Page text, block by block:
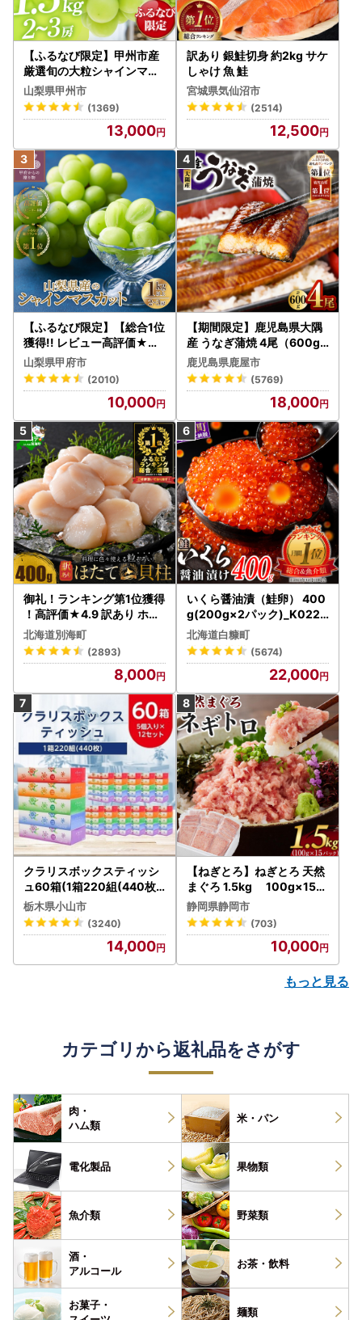
【ふるなび限定】甲州市産
厳選旬の大粒シャインマス
カット 約1.3kg 2～3房【2
026年発送】（MG）B12-
472 FN-Limited-VO シャ
インマスカット フルーツ
山梨県甲州市
(1369)
13,000
訳あり 銀鮭切身 約2kg サケ
しゃけ 魚 鮭
宮城県気仙沼市
(2514)
12,500
【ふるなび限定】【総合1位
獲得!! レビュー高評価★】
〈2026年度配送分〉山梨
県産 シャインマスカット 2
～3房（1.0kg以上）シャイ
ン フルーツ FN-Limited-S
P
山梨県甲府市
(2010)
10,000
【期間限定】鹿児島県大隅
産 うなぎ蒲焼 4尾（600g
） KN007-004-04-cp18
うなぎ 鰻 魚 惣菜 総菜
鹿児島県鹿屋市
(5769)
18,000
御礼！ランキング第1位獲得
！高評価★4.9 訳あり ホタ
テ 400g（ほたて 帆立 貝柱
冷凍 ）
北海道別海町
(2893)
8,000
いくら醤油漬（鮭卵） 400
g(200g×2パック)_K022-
1676
北海道白糠町
(5674)
22,000
クラリスボックスティッシ
ュ60箱(1箱220組(440枚))
(5個入り×12セット)【配送
不可地域：離島・沖縄県】
【1256759】
栃木県小山市
(3240)
14,000
【ねぎとろ】ねぎとろ 天然
まぐろ 1.5kg 100g×15パ
ック
静岡県静岡市
(703)
10,000
もっと見る
カテゴリから返礼品をさがす
肉・
ハム類
米・パン
電化製品 果物類
魚介類 野菜類
酒・
アルコール
お茶・ 飲料
お菓子・
麺類